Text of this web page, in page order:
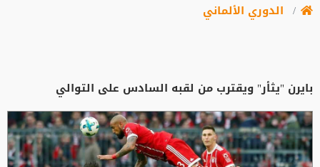
الدوري الألماني
بايرن "يثأر" ويقترب من لقبه السادس على التوالي